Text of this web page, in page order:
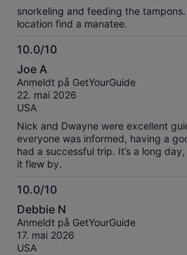
snorkeling and feeding the
location find a manatee.
10.0/10
10.0
av
10
Joe A
Anmeldt på GetYourGuide
22. mai 2026
USA
Nick and Dwayne were excellent
everyone was informed, having a
had a successful trip. It’s a long
it flew by.
10.0/10
10.0
av
10
Debbie N
Anmeldt på GetYourGuide
17. mai 2026
USA